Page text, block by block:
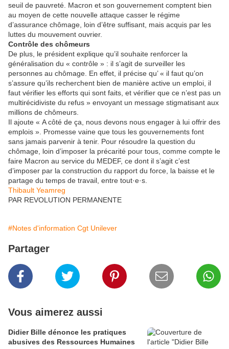
seuil de pauvreté. Macron et son gouvernement comptent bien
au moyen de cette nouvelle attaque casser le régime
d’assurance chômage, loin d’être suffisant, mais acquis par les
luttes du mouvement ouvrier.
Contrôle des chômeurs
De plus, le président explique qu’il souhaite renforcer la
généralisation du « contrôle » : il s’agit de surveiller les
personnes au chômage. En effet, il précise qu’ « il faut qu’on
s’assure qu’ils recherchent bien de manière active un emploi, il
faut vérifier les efforts qui sont faits, et vérifier que ce n’est pas un
multirécidiviste du refus » envoyant un message stigmatisant aux
millions de chômeurs.
Il ajoute « A côté de ça, nous devons nous engager à lui offrir des
emplois ». Promesse vaine que tous les gouvernements font
sans jamais parvenir à tenir. Pour résoudre la question du
chômage, loin d’imposer la précarité pour tous, comme compte le
faire Macron au service du MEDEF, ce dont il s’agit c’est
d’imposer par la construction du rapport du force, la baisse et le
partage du temps de travail, entre tout·e·s.
Thibault Yeamreg
PAR REVOLUTION PERMANENTE
#Notes d'information Cgt Unilever
Partager
Vous aimerez aussi
Didier Bille dénonce les pratiques
abusives des Ressources Humaines